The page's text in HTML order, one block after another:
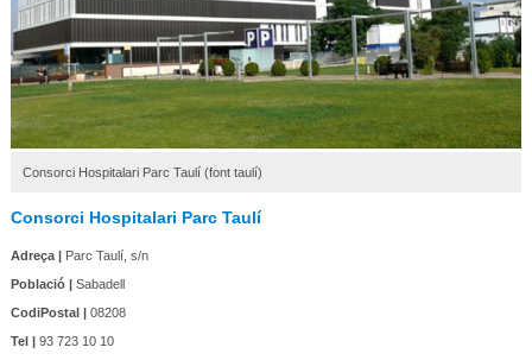
Consorci Hospitalari Parc Taulí (font taulí)
Consorci Hospitalari Parc Taulí
Adreça |Parc Taulí, s/n
Població |Sabadell
CodiPostal |08208
Tel |93 723 10 10